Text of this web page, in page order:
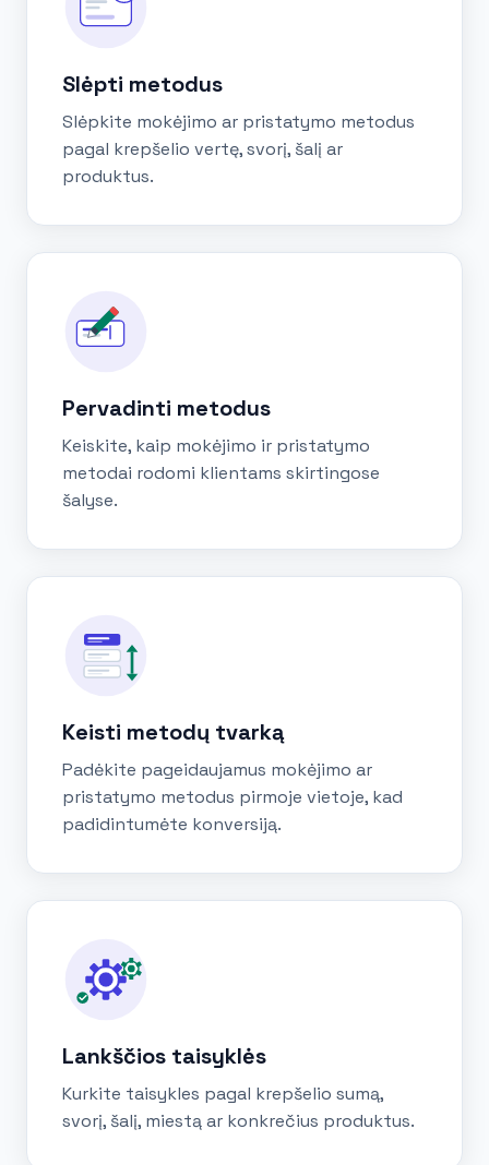
Slėpti metodus
Slėpkite mokėjimo ar pristatymo metodus
pagal krepšelio vertę, svorį, šalį ar
produktus.
Pervadinti metodus
Keiskite, kaip mokėjimo ir pristatymo
metodai rodomi klientams skirtingose
šalyse.
Keisti metodų tvarką
Padėkite pageidaujamus mokėjimo ar
pristatymo metodus pirmoje vietoje, kad
padidintumėte konversiją.
Lankščios taisyklės
Kurkite taisykles pagal krepšelio sumą,
svorį, šalį, miestą ar konkrečius produktus.